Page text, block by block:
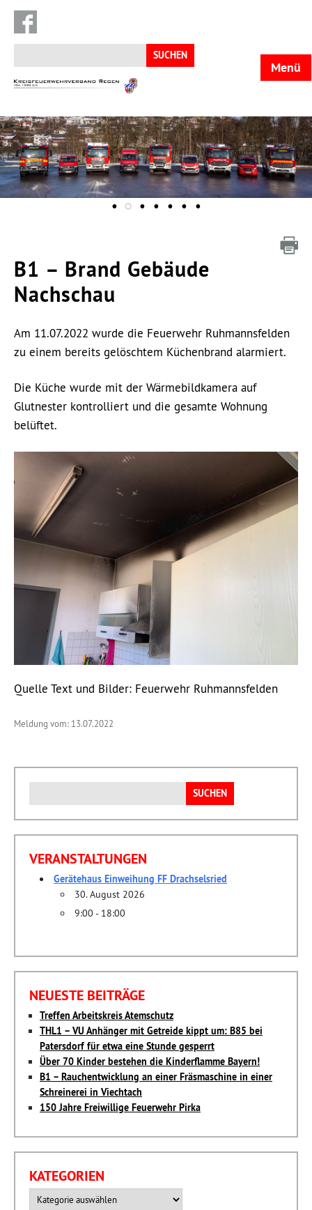
Suchen
nach:
KFV
Menü
B1 – Brand Gebäude
Nachschau
Am 11.07.2022 wurde die Feuerwehr Ruhmannsfelden
zu einem bereits gelöschtem Küchenbrand alarmiert.
Die Küche wurde mit der Wärmebildkamera auf
Glutnester kontrolliert und die gesamte Wohnung
belüftet.
Quelle Text und Bilder: Feuerwehr Ruhmannsfelden
Meldung vom: 13.07.2022
nach:
VERANSTALTUNGEN
Gerätehaus Einweihung FF Drachselsried
30. August 2026
9:00 - 18:00
NEUESTE BEITRÄGE
Treffen Arbeitskreis Atemschutz
THL1 – VU Anhänger mit Getreide kippt um: B85 bei
Patersdorf für etwa eine Stunde gesperrt
Über 70 Kinder bestehen die Kinderflamme Bayern!
B1 – Rauchentwicklung an einer Fräsmaschine in einer
Schreinerei in Viechtach
150 Jahre Freiwillige Feuerwehr Pirka
KATEGORIEN